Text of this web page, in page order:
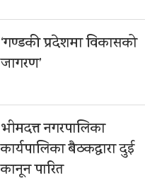
‘गण्डकी प्रदेशमा विकासको
जागरण’
भीमदत्त नगरपालिका
कार्यपालिका बैठकद्वारा दुई
कानून पारित